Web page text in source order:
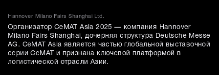
Hannover Milano Fairs Shanghai Ltd.
Организатор CeMAT Asia 2025 — компания Hannover
Milano Fairs Shanghai, дочерняя структура Deutsche Messe
AG. CeMAT Asia является частью глобальной выставочной
серии CeMAT и признана ключевой платформой в
логистической отрасли Азии.